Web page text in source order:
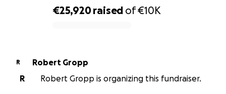
€25,920raised of€10K
R
Robert Gropp
R
Robert Gropp is organizing this fundraiser.